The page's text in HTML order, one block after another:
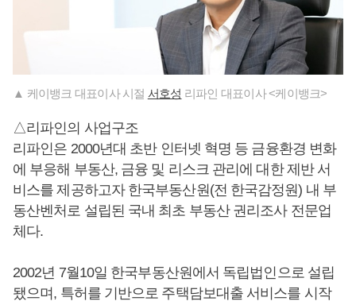
▲ 케이뱅크 대표이사 시절 서호성 리파인 대표이사 <케이뱅크>
△리파인의 사업구조
리파인은 2000년대 초반 인터넷 혁명 등 금융환경 변화
에 부응해 부동산, 금융 및 리스크 관리에 대한 제반 서
비스를 제공하고자 한국부동산원(전 한국감정원) 내 부
동산벤처로 설립된 국내 최초 부동산 권리조사 전문업
체다.
2002년 7월10일 한국부동산원에서 독립법인으로 설립
됐으며, 특허를 기반으로 주택담보대출 서비스를 시작